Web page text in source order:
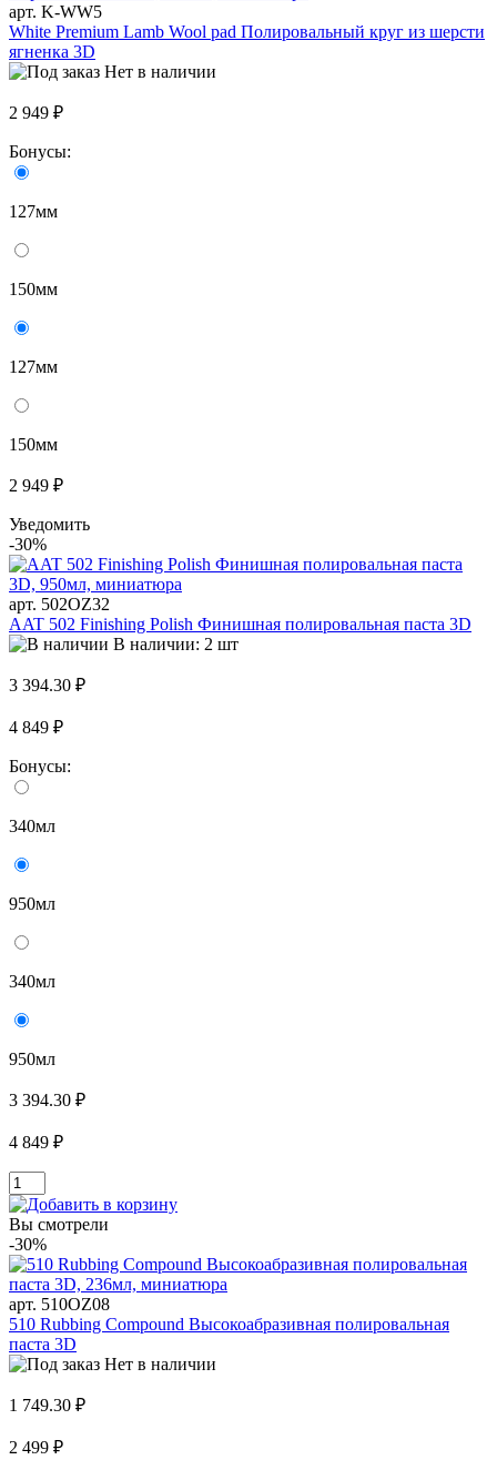
арт. K-WW5
White Premium Lamb Wool pad Полировальный круг из шерсти
ягненка 3D
Нет в наличии
2 949 ₽
Бонусы:
127мм
150мм
127мм
150мм
2 949 ₽
Уведомить
-30%
арт. 502OZ32
AAT 502 Finishing Polish Финишная полировальная паста 3D
В наличии: 2 шт
3 394.30 ₽
4 849 ₽
Бонусы:
340мл
950мл
340мл
950мл
3 394.30 ₽
4 849 ₽
Вы смотрели
-30%
арт. 510OZ08
510 Rubbing Compound Высокоабразивная полировальная
паста 3D
Нет в наличии
1 749.30 ₽
2 499 ₽